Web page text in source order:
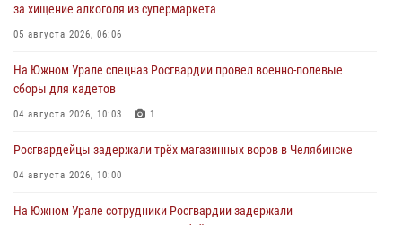
за хищение алкоголя из супермаркета
05 августа 2026, 06:06
На Южном Урале спецназ Росгвардии провел военно-полевые
сборы для кадетов
04 августа 2026, 10:03 1
Росгвардейцы задержали трёх магазинных воров в Челябинске
04 августа 2026, 10:00
На Южном Урале сотрудники Росгвардии задержали